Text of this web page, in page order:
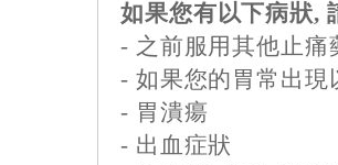
如果您有以下病狀,
- 之前服用其他止痛
- 如果您的胃常出現
- 胃潰瘍
- 出血症狀